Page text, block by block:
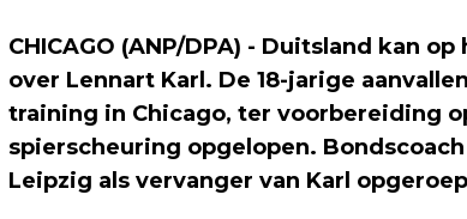
CHICAGO (ANP/DPA) - Duitsland kan
over Lennart Karl. De 18-jarige
training in Chicago, ter voorbereiding
spierscheuring opgelopen.
Leipzig als vervanger van Karl